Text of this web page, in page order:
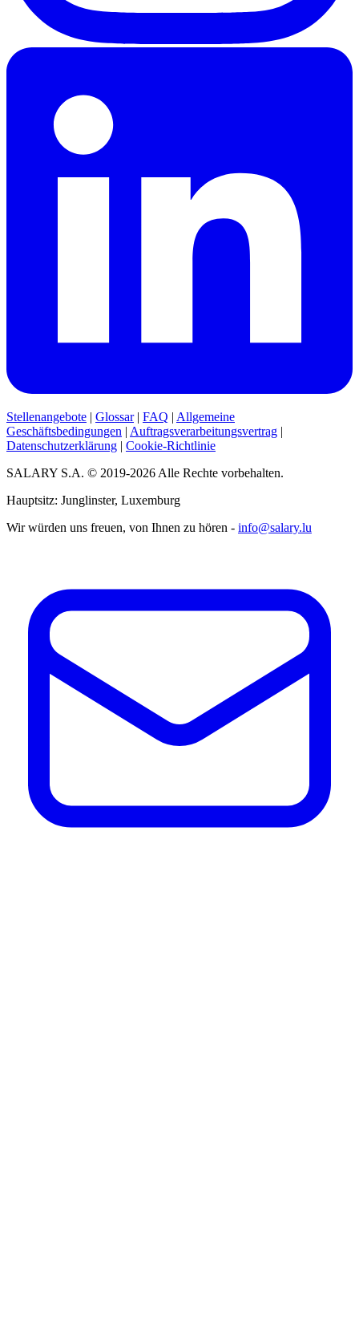
Stellenangebote | Glossar| FAQ | Allgemeine
Geschäftsbedingungen | Auftragsverarbeitungsvertrag |
Datenschutzerklärung | Cookie-Richtlinie
SALARY S.A. © 2019-2026 Alle Rechte vorbehalten.
Hauptsitz: Junglinster, Luxemburg
Wir würden uns freuen, von Ihnen zu hören - info@salary.lu